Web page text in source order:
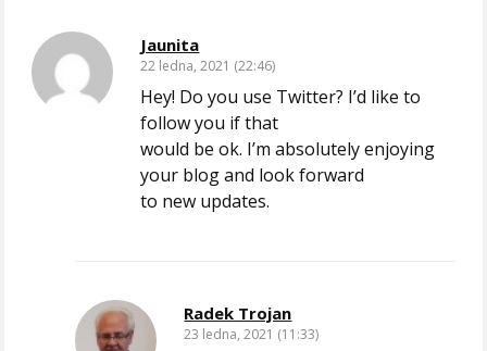
Jaunita
22 ledna, 2021 (22:46)
Hey! Do you use Twitter? I’d like to
follow you if that
would be ok. I’m absolutely enjoying
your blog and look forward
to new updates.
Radek Trojan
23 ledna, 2021 (11:33)